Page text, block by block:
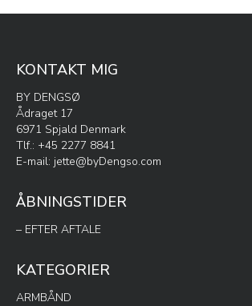
KONTAKT MIG
BY DENGSØ
Ådraget 17
6971 Spjald Denmark
Tlf.: +45 2277 8841
E-mail: jette@byDengso.com
ÅBNINGSTIDER
– EFTER AFTALE
KATEGORIER
ARMBÅND